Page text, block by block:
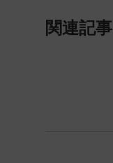
関連記事